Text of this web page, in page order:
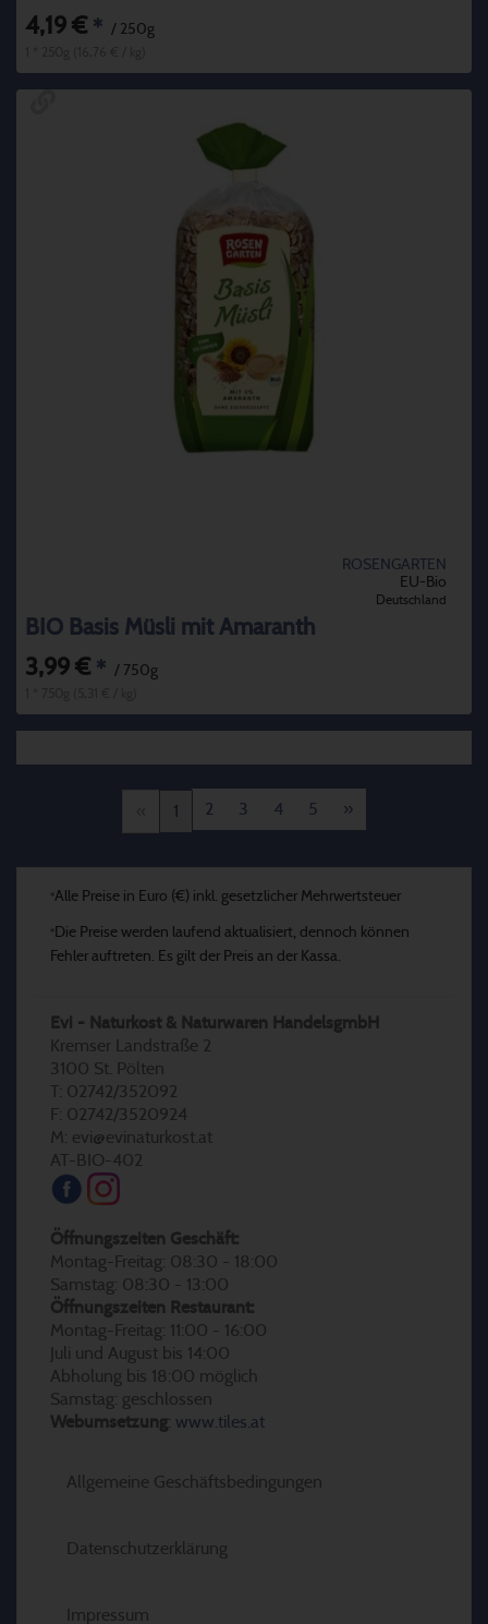
4,19 € * / 250g
ROSENGARTEN
EU-Bio
Deutschland
BIO Basis Müsli mit Amaranth
3,99 € * / 750g
1 2 3 4 5 »
*Alle Preise in Euro (€) inkl. gesetzlicher Mehrwertsteuer
* Die Preise werden laufend aktualisiert, dennoch können
Fehler auftreten. Es gilt der Preis an der Kassa.
Evi - Naturkost & Naturwaren HandelsgmbH
Kremser Landstraße 2
3100 St. Pölten
T: 02742/352092
F: 02742/3520924
M: evi@evinaturkost.at
AT-BIO-402
Öffnungszeiten Geschäft:
Montag-Freitag: 08:30 - 18:00
Samstag: 08:30 - 13:00
Öffnungszeiten Restaurant:
Montag-Freitag: 11:00 - 16:00
Juli und August bis 14:00
Abholung bis 18:00 möglich
Samstag: geschlossen
Webumsetzung: www.tiles.at
Allgemeine Geschäftsbedingungen
Datenschutzerklärung
Impressum